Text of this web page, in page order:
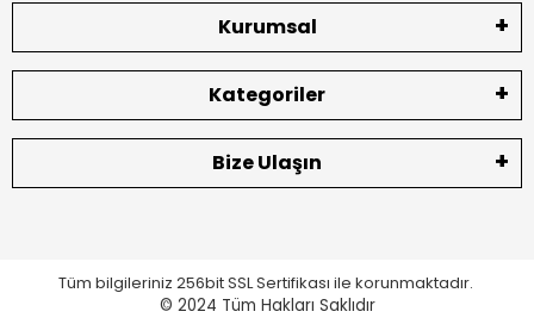
Kurumsal
Kategoriler
Bize Ulaşın
Tüm bilgileriniz 256bit SSL Sertifikası ile korunmaktadır.
© 2024 Tüm Hakları Saklıdır